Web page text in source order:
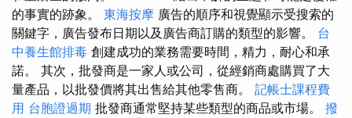
的事實的跡象。 東海按摩 廣告的順序和視覺顯示受搜索的
關鍵字，廣告發布日期以及廣告商訂購的類型的影響。 台
中養生館排毒 創建成功的業務需要時間，精力，耐心和承
諾。 其次，批發商是一家人或公司，從經銷商處購買了大
量產品，以批發價將其出售給其他零售商。 記帳士課程費
用 台胞證過期 批發商通常堅持某些類型的商品或市場。 撥